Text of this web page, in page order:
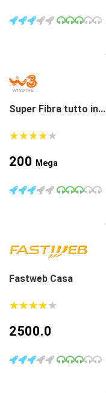
Super Fibra tutto in...
★★★★★
★★★★★
200 Mega
Fastweb Casa
★★★★★
★★★★★
2500.0